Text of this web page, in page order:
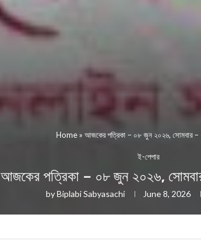
Home » আজকের পত্রিকা – ০৮ জুন ২০২৬, সোমবার –
ই-পেপার
আজকের পত্রিকা – ০৮ জুন ২০২৬,
byBiplabi Sabyasachi June 8, 2026